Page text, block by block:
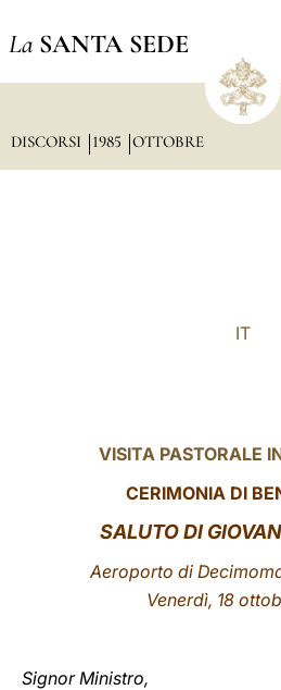
La SANTA SEDE
DISCORSI 1985 OTTOBRE
IT
VISITA PASTORALE
CERIMONIA DI
SALUTO DI
Aeroporto di
Venerdì, 18
Signor Ministro,